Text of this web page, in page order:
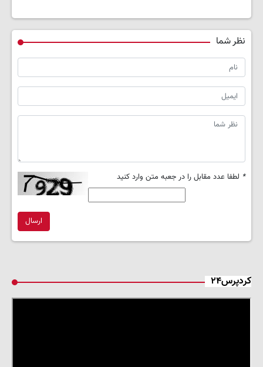
نظر شما
* لطفا عدد مقابل را در جعبه متن وارد کنید
ارسال
کردپرس۲۴